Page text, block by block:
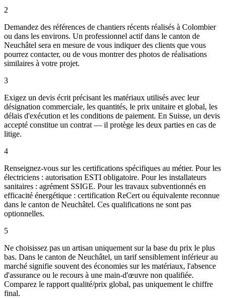
2
Demandez des références de chantiers récents réalisés à Colombier
ou dans les environs. Un professionnel actif dans le canton de
Neuchâtel sera en mesure de vous indiquer des clients que vous
pourrez contacter, ou de vous montrer des photos de réalisations
similaires à votre projet.
3
Exigez un devis écrit précisant les matériaux utilisés avec leur
désignation commerciale, les quantités, le prix unitaire et global, les
délais d'exécution et les conditions de paiement. En Suisse, un devis
accepté constitue un contrat — il protège les deux parties en cas de
litige.
4
Renseignez-vous sur les certifications spécifiques au métier. Pour les
électriciens : autorisation ESTI obligatoire. Pour les installateurs
sanitaires : agrément SSIGE. Pour les travaux subventionnés en
efficacité énergétique : certification ReCert ou équivalente reconnue
dans le canton de Neuchâtel. Ces qualifications ne sont pas
optionnelles.
5
Ne choisissez pas un artisan uniquement sur la base du prix le plus
bas. Dans le canton de Neuchâtel, un tarif sensiblement inférieur au
marché signifie souvent des économies sur les matériaux, l'absence
d'assurance ou le recours à une main-d'œuvre non qualifiée.
Comparez le rapport qualité/prix global, pas uniquement le chiffre
final.